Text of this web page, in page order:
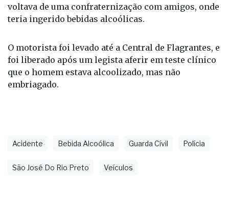
voltava de uma confraternização com amigos, onde
teria ingerido bebidas alcoólicas.
O motorista foi levado até a Central de Flagrantes, e
foi liberado após um legista aferir em teste clínico
que o homem estava alcoolizado, mas não
embriagado.
Acidente Bebida Alcoólica Guarda Cívil Polícia
São José Do Rio Preto Veículos